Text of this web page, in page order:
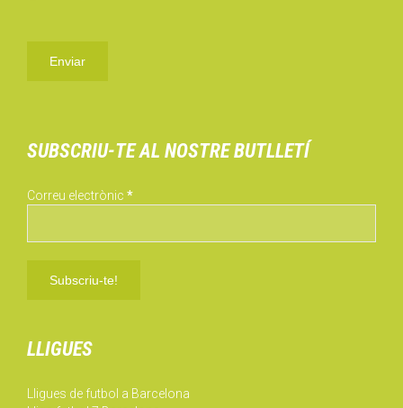
SUBSCRIU-TE AL NOSTRE BUTLLETÍ
Correu electrònic *
LLIGUES
Lligues de futbol a Barcelona